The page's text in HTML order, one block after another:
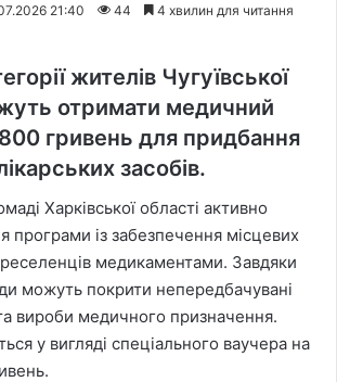
21:40 44 4 хвилин для читання
жителів Чугуївської
отримати медичний
гривень для придбання
засобів.
Харківської області активно
програми із забезпечення місцевих
медикаментами. Завдяки
можуть покрити непередбачувані
вироби медичного призначення.
у вигляді спеціального ваучера на